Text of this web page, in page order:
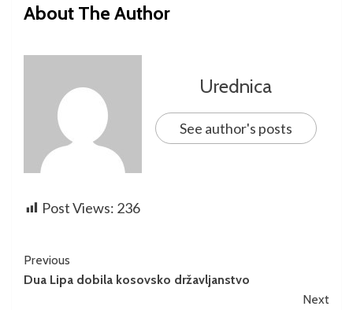
About The Author
Urednica
See author's posts
Post Views: 236
Previous
Dua Lipa dobila kosovsko državljanstvo
Next